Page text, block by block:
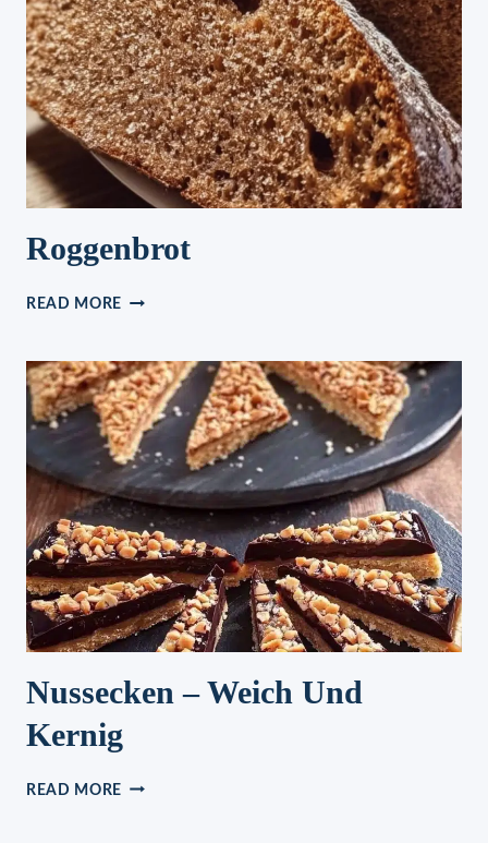
Roggenbrot
READ MORE ROGGENBROT
Nussecken – Weich Und
Kernig
READ MORE NUSSECKEN